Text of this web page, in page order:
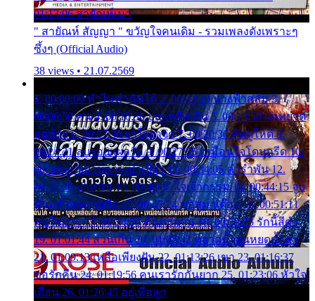
01:13:06 สายัณห์เมา
" สายัณห์ สัญญา " ขวัญใจคนเดิม - รวมเพลงดังเพราะๆ
ซึ้งๆ (Official Audio)
38 views • 21.07.2569
1. 00:00:00 ทำไมทำฉันได้ 2. 00:03:20 นางฟ้าสลัม 3.
00:06:50 คน 4. 00:10:36 บุญเหลือเกิน 5. 00:13:58 ฝนหยาด
สุดท้าย 6. 00:17:30 ยาใจยาจก 7. 00:20:30 คิดดูให้ดี 8.
00:24:21 ลบรอยแผลรัก 9. 00:27:35 เหมือนใจโดนกรีด 10.
00:30:54 ขบวนการเปาเปียว 11. 00:34:05 คำรำพัน 12.
00:37:20 ปาหนัน 13. 00:40:37 ใจเจ้ากรรม 14. 00:44:15 จูบ
ฉันแล้วจงตายเสีย 15. 00:47:24 ขอสูมาเต๊อะ 16. 00:51:11
คนใจมาร 17. 00:54:50 คืนทรมาน 18. 00:58:25 รักนี้สีดำ
19. 01:01:44 ส่วนเกิน 20. 01:05:42 หยาดน้ำฝนหยดน้ำตา
21. 01:09:13 เหลือเพียงฝัน 22. 01:13:26 เขา 23. 01:16:37
ขอรักคืน 24. 01:19:56 คนเรารักกันยาก 25. 01:23:06 หัวใจ
เถื่อน 26. 01:26:45 อยู่เพื่อลูก